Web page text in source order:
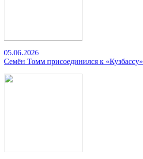
05.06.2026
Семён Томм присоединился к «Кузбассу»